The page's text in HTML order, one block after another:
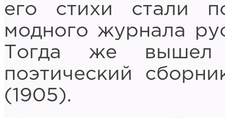
его стихи стали
модного журнала
Тогда же
поэтический
(1905).